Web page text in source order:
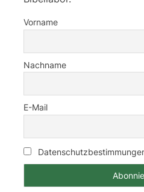
Vorname
Nachname
E-Mail